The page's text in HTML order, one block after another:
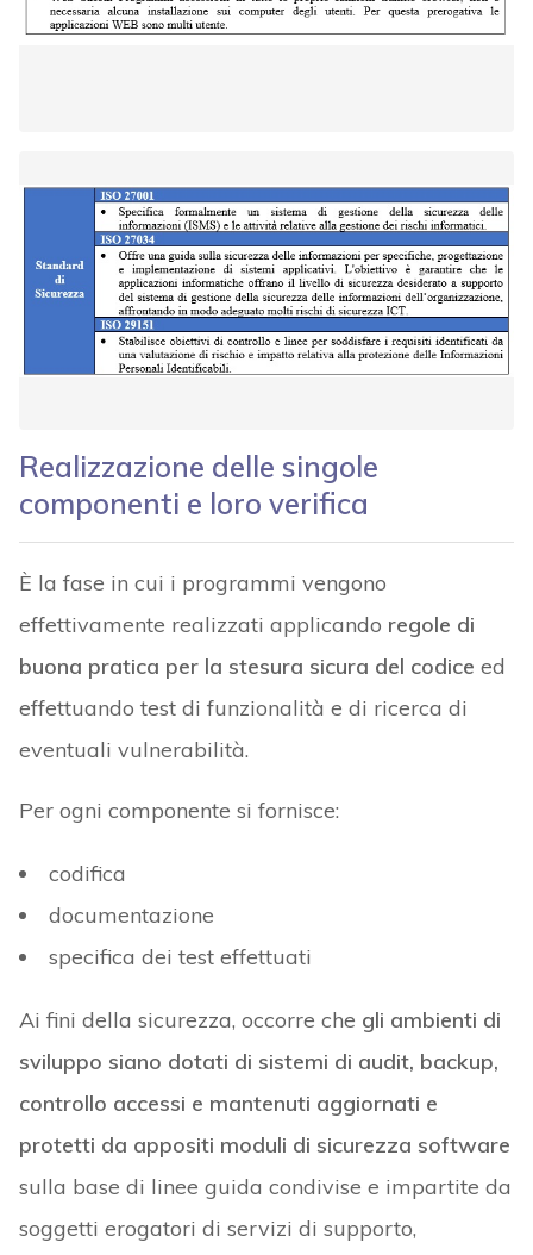
Realizzazione delle singole
componenti e loro verifica
È la fase in cui i programmi vengono
effettivamente realizzati applicando regole di
buona pratica per la stesura sicura del codice ed
effettuando test di funzionalità e di ricerca di
eventuali vulnerabilità.
Per ogni componente si fornisce:
codifica
documentazione
specifica dei test effettuati
Ai fini della sicurezza, occorre che gli ambienti di
sviluppo siano dotati di sistemi di audit, backup,
controllo accessi e mantenuti aggiornati e
protetti da appositi moduli di sicurezza software
sulla base di linee guida condivise e impartite da
soggetti erogatori di servizi di supporto,